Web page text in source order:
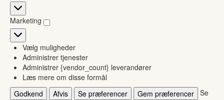
Statistikker
Marketing
Marketing
Vælg muligheder
Administrer tjenester
Administrer {vendor_count} leverandører
Læs mere om disse formål
Godkend
Afvis Se præferencer Gem præferencer Se